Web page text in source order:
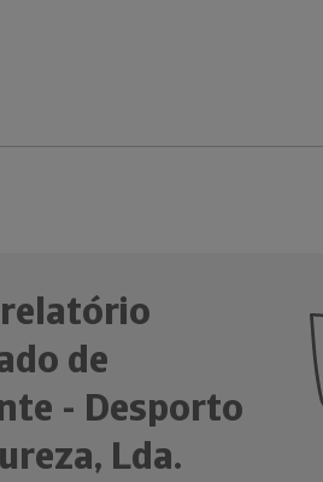
de
- Desporto
Lda.